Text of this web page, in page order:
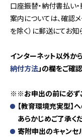
口座振替・納付書払い
案内については、確認
を除く）に郵送にてお知
インターネット以外か
納付方法」の欄をご確
※※お申出の前に必ず
【教育環境充実型】
あらかじめご了承く
寄附申出のキャンセ